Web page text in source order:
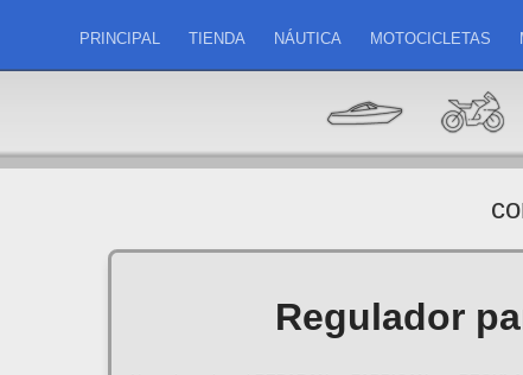
PRINCIPAL TIENDA NÁUTICA MOTOCICLETAS
Regulador